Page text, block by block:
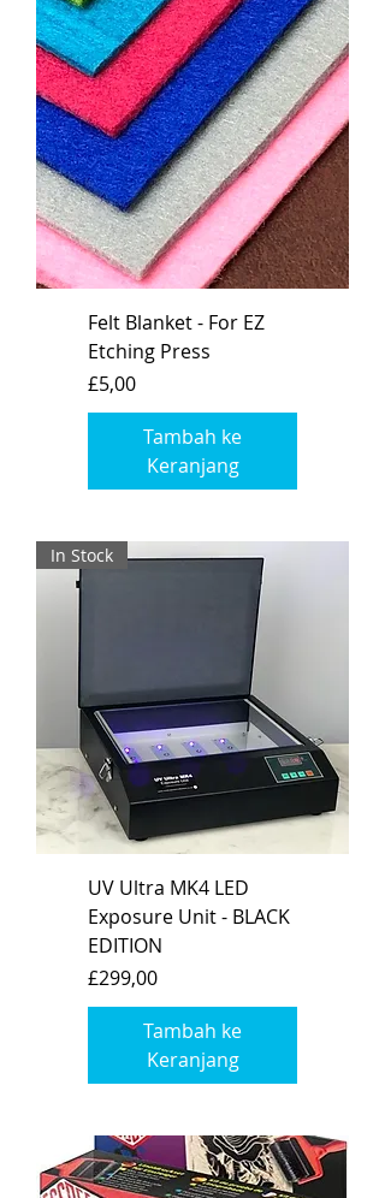
Felt Blanket - For EZ
Etching Press
Harga
£5,00
Tambah ke
Keranjang
In Stock
UV Ultra MK4 LED
Exposure Unit - BLACK
EDITION
Harga
£299,00
Tambah ke
Keranjang